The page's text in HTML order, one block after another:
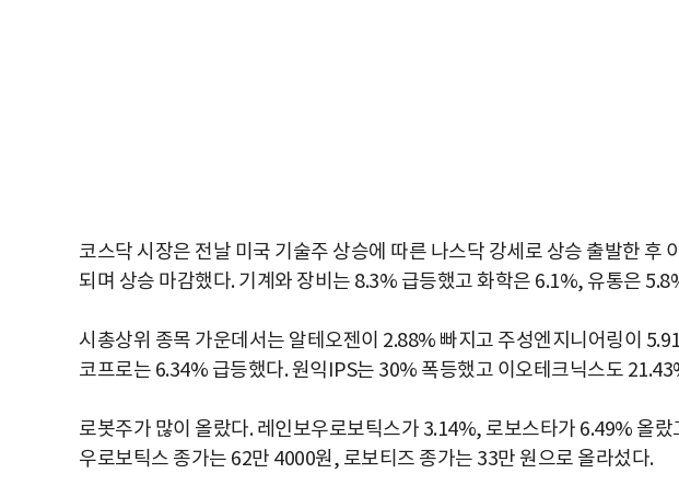
코스닥 시장은 전날 미국 기술주 상승에 따른 나스닥 강세로 상승 출발한 후
되며 상승 마감했다. 기계와 장비는 8.3% 급등했고 화학은 6.1%, 유통은
시총상위 종목 가운데서는 알테오젠이 2.88% 빠지고 주성엔지니어링이
코프로는 6.34% 급등했다. 원익IPS는 30% 폭등했고 이오테크닉스도
로봇주가 많이 올랐다. 레인보우로보틱스가 3.14%, 로보스타가 6.49% 올
우로보틱스 종가는 62만 4000원, 로보티즈 종가는 33만 원으로 올라섰다.